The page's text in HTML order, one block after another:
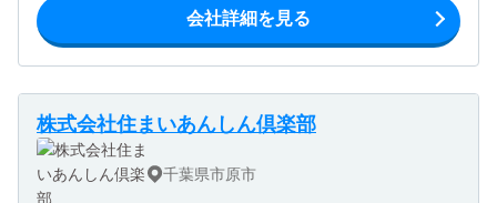
会社詳細を見る
株式会社住まいあんしん倶楽部
千葉県市原市